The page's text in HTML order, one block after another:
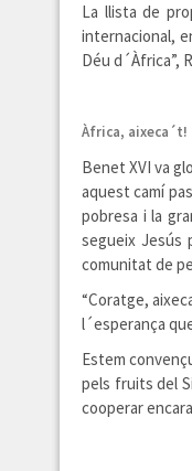
La llista de
internacional,
Déu d´Àfrica”,
Àfrica, aixeca´t!
Benet XVI va
aquest camí
pobresa i la
segueix Jesús
comunitat de
“Coratge,
l´esperança
Estem
pels fruits del
cooperar